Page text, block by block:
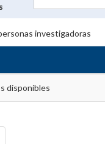
investigadoras
disponibles